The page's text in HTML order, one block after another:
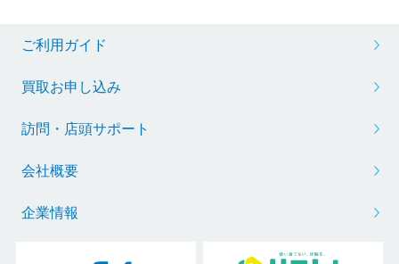
ご利用ガイド
買取お申し込み
訪問・店頭サポート
会社概要
企業情報